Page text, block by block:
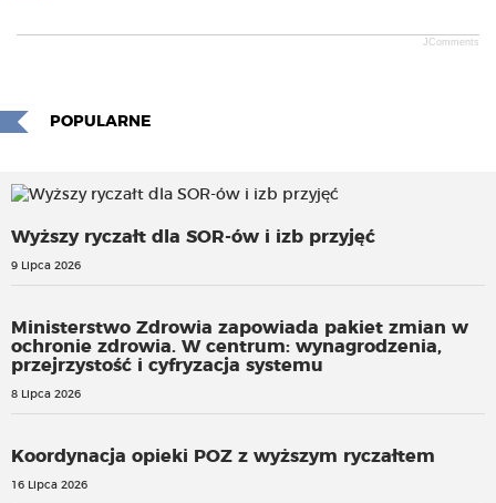
JComments
POPULARNE
Wyższy ryczałt dla SOR-ów i izb przyjęć
9 Lipca 2026
Ministerstwo Zdrowia zapowiada pakiet zmian w
ochronie zdrowia. W centrum: wynagrodzenia,
przejrzystość i cyfryzacja systemu
8 Lipca 2026
Koordynacja opieki POZ z wyższym ryczałtem
16 Lipca 2026